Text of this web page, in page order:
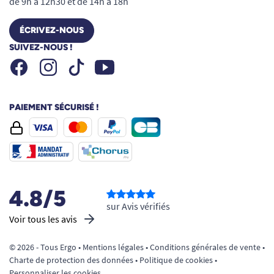
ÉCRIVEZ-NOUS
SUIVEZ-NOUS !
FacebookInstagramTiktok Youtube
PAIEMENT SÉCURISÉ !
4.8/5
Voir tous les avis
sur Avis vérifiés
© 2026 - Tous Ergo • Mentions légales•Conditions générales de vente•
Charte de protection des données• Politique de cookies•